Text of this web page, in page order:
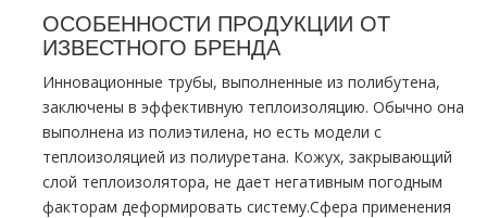
ОСОБЕННОСТИ ПРОДУКЦИИ ОТ
ИЗВЕСТНОГО БРЕНДА
Инновационные трубы, выполненные из полибутена,
заключены в эффективную теплоизоляцию. Обычно она
выполнена из полиэтилена, но есть модели с
теплоизоляцией из полиуретана. Кожух, закрывающий
слой теплоизолятора, не дает негативным погодным
факторам деформировать систему.Сфера применения